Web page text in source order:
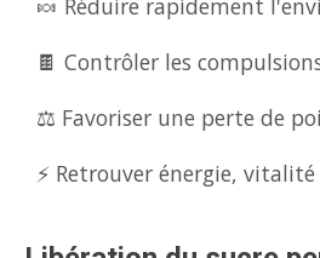
🍬 Réduire rapidement
🍫 Contrôler les
⚖️ Favoriser une perte de
⚡ Retrouver énergie,